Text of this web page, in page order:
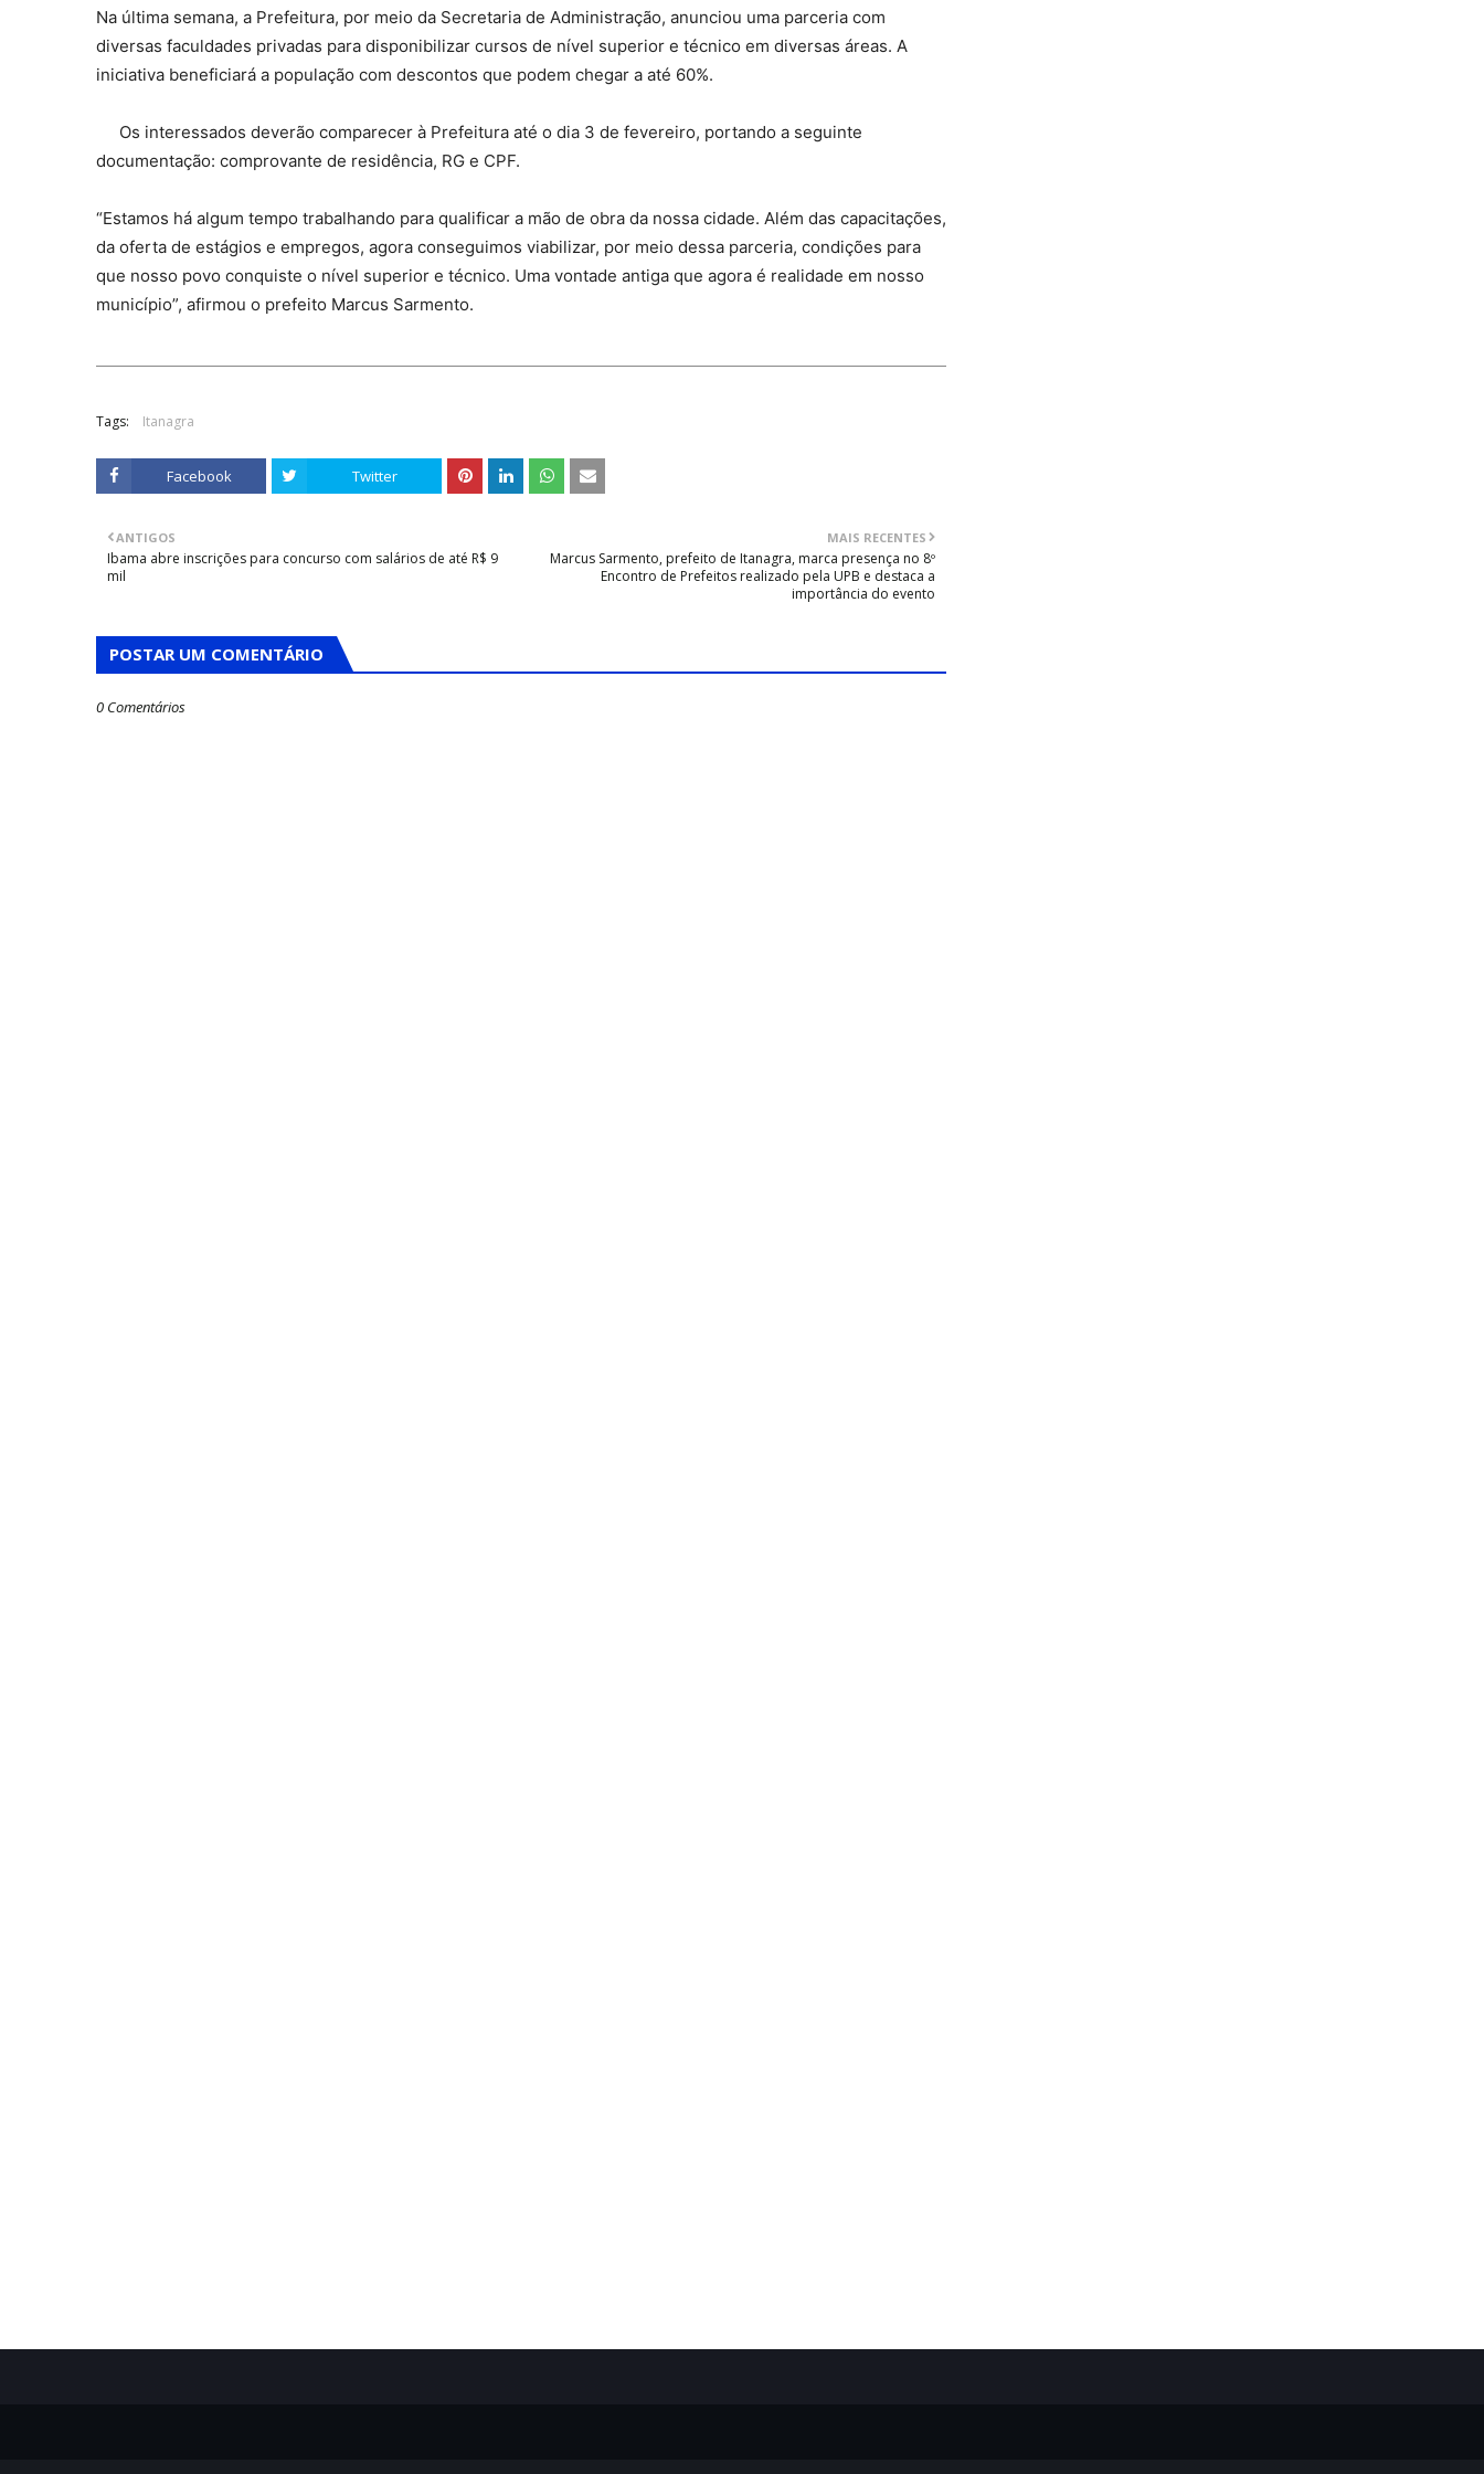
Na última semana, a Prefeitura, por meio da Secretaria de Administração, anunciou uma parceria com
diversas faculdades privadas para disponibilizar cursos de nível superior e técnico em diversas áreas. A
iniciativa beneficiará a população com descontos que podem chegar a até 60%.
Os interessados deverão comparecer à Prefeitura até o dia 3 de fevereiro, portando a seguinte
documentação: comprovante de residência, RG e CPF.
“Estamos há algum tempo trabalhando para qualificar a mão de obra da nossa cidade. Além das capacitações,
da oferta de estágios e empregos, agora conseguimos viabilizar, por meio dessa parceria, condições para
que nosso povo conquiste o nível superior e técnico. Uma vontade antiga que agora é realidade em nosso
município”, afirmou o prefeito Marcus Sarmento.
Tags: Itanagra
Facebook Twitter
MAIS RECENTES
Marcus Sarmento, prefeito de Itanagra, marca presença no 8º
Encontro de Prefeitos realizado pela UPB e destaca a
importância do evento
ANTIGOS
Ibama abre inscrições para concurso com salários de até R$ 9
mil
POSTAR UM COMENTÁRIO
0 Comentários